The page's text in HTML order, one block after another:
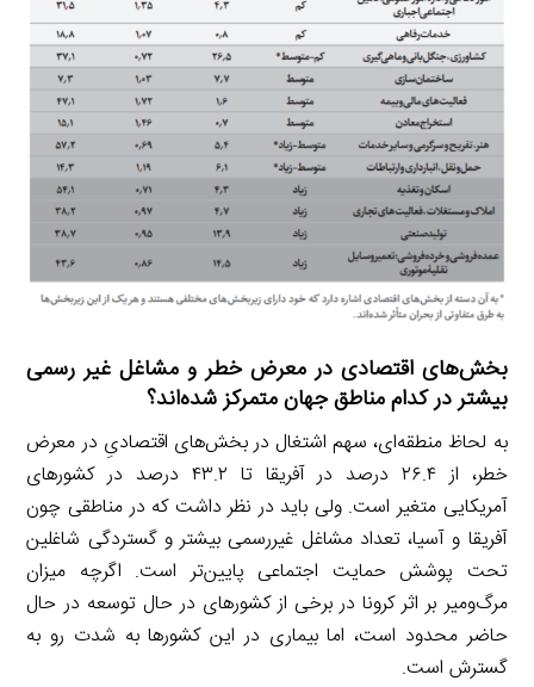
بخش‌های اقتصادی در معرض خطر و مشاغل غیر رسمی
بیشتر در کدام مناطق جهان متمرکز شده‌اند؟
به لحاظ منطقه‌ای، سهم اشتغال در بخش‌های اقتصادیِ در معرض
خطر، از ۲۶.۴ درصد در آفریقا تا ۴۳.۲ درصد در کشورهای
آمریکایی متغیر است. ولی باید در نظر داشت که در مناطقی چون
آفریقا و آسیا، تعداد مشاغل غیررسمی بیشتر و گستردگی شاغلین
تحت پوشش حمایت اجتماعی پایین‌تر است. اگرچه میزان
مرگ‌ومیر بر اثر کرونا در برخی از کشورهای در حال توسعه در حال
حاضر محدود است، اما بیماری در این کشورها به شدت رو به
گسترش است.